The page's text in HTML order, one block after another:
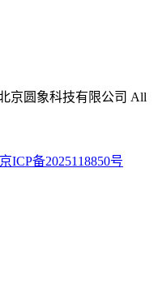
京圆象科技有限公司 All
京ICP备2025118850号